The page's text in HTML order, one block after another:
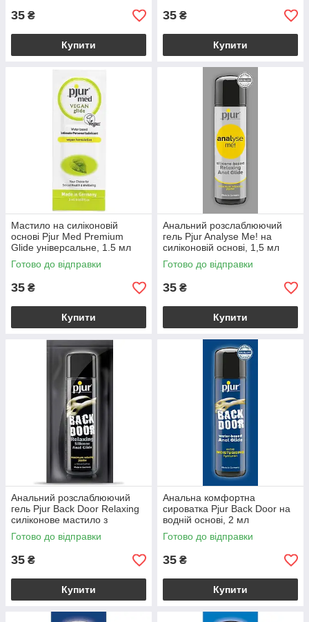
35 ₴
Купити
35 ₴
Купити
Мастило на силіконовій
основі Pjur Med Premium
Glide універсальне, 1.5 мл
Готово до відправки
35 ₴
Купити
Анальний розслаблюючий
гель Pjur Analyse Me! на
силіконовій основі, 1,5 мл
Готово до відправки
35 ₴
Купити
Анальний розслаблюючий
гель Pjur Back Door Relaxing
силіконове мастило з
додаванням жожоба, 1.5 мл
Готово до відправки
35 ₴
Купити
Анальна комфортна
сироватка Pjur Back Door на
водній основі, 2 мл
Готово до відправки
35 ₴
Купити